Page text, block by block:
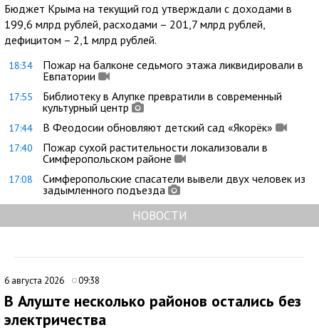
Бюджет Крыма на текущий год утверждали с доходами в
199,6 млрд рублей, расходами – 201,7 млрд рублей,
дефицитом – 2,1 млрд рублей.
18:34
Пожар на балконе седьмого этажа ликвидировали в
Евпатории
17:55
Библиотеку в Алупке превратили в современный
культурный центр
17:44 В Феодосии обновляют детский сад «Якорёк»
17:40
Пожар сухой растительности локализовали в
Симферопольском районе
17:08
Симферопольские спасатели вывели двух человек из
задымленного подъезда
НОВОСТИ
6 августа 2026 09:38
В Алуште несколько районов остались без
электричества